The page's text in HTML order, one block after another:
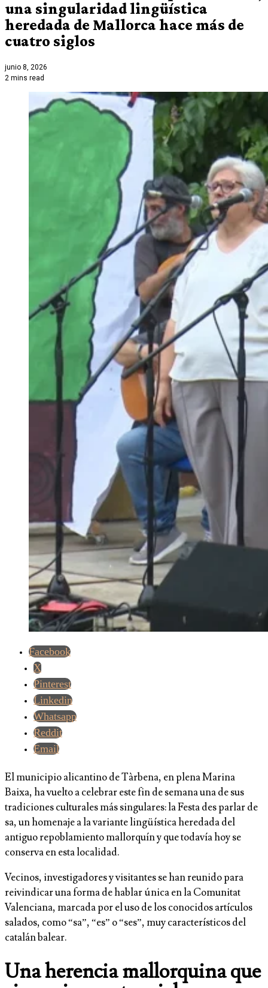
una singularidad lingüística
heredada de Mallorca hace más de
cuatro siglos
junio 8, 2026
2 mins read
Facebook
X
Pinterest
Linkedin
Whatsapp
Reddit
Email
El municipio alicantino de Tàrbena, en plena Marina
Baixa, ha vuelto a celebrar este fin de semana una de sus
tradiciones culturales más singulares: la Festa des parlar de
sa, un homenaje a la variante lingüística heredada del
antiguo repoblamiento mallorquín y que todavía hoy se
conserva en esta localidad.
Vecinos, investigadores y visitantes se han reunido para
reivindicar una forma de hablar única en la Comunitat
Valenciana, marcada por el uso de los conocidos artículos
salados, como “sa”, “es” o “ses”, muy característicos del
catalán balear.
Una herencia mallorquina que